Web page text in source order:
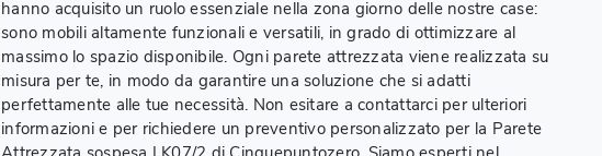
hanno acquisito un ruolo essenziale nella zona giorno delle nostre case:
sono mobili altamente funzionali e versatili, in grado di ottimizzare al
massimo lo spazio disponibile. Ogni parete attrezzata viene realizzata su
misura per te, in modo da garantire una soluzione che si adatti
perfettamente alle tue necessità. Non esitare a contattarci per ulteriori
informazioni e per richiedere un preventivo personalizzato per la Parete